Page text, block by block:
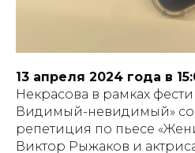
13 апреля 2024 года в
Некрасова в рамках
Видимый-невидимый»
репетиция по пьесе
Виктор Рыжаков и